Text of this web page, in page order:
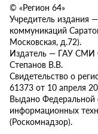
© «Регион 64»
Учредитель издания
коммуникаций
Московская, д.72).
Издатель — ГАУ СМИ
Степанов В.В.
Свидетельство о
61373 от 10 апреля
Выдано Федеральной
информационных
(Роскомнадзор).